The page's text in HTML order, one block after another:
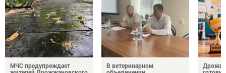
МЧС предупреждает
В ветеринарном